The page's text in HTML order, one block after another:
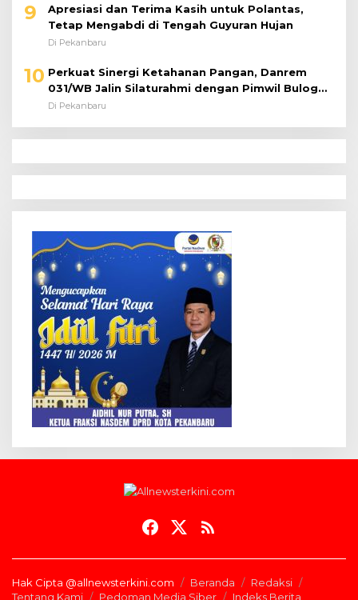
9
Apresiasi dan Terima Kasih untuk Polantas,
Tetap Mengabdi di Tengah Guyuran Hujan
Di Pekanbaru
10 Perkuat Sinergi Ketahanan Pangan, Danrem
031/WB Jalin Silaturahmi dengan Pimwil Bulog
Riau dan Kepri
Di Pekanbaru
Hak Cipta @allnewsterkini.com Beranda
Redaksi
Tentang Kami
Pedoman Media Siber Indeks Berita